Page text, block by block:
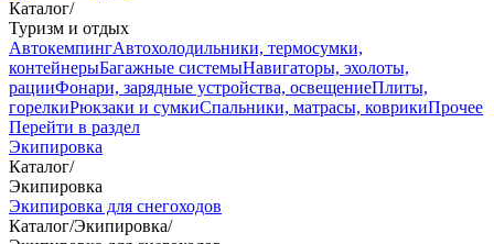
Каталог/
Туризм и отдых
АвтокемпингАвтохолодильники, термосумки,
контейнерыБагажные системыНавигаторы, эхолоты,
рацииФонари, зарядные устройства, освещениеПлиты,
горелкиРюкзаки и сумкиСпальники, матрасы, коврикиПрочее
Перейти в раздел
Экипировка
Каталог/
Экипировка
Экипировка для снегоходов
Каталог/Экипировка/